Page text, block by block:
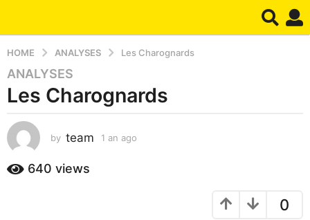
HOME ANALYSES Les Charognards
1
a
a
g
1
ANALYSES
Les Charognards
by team 1 an ago
640 views
0